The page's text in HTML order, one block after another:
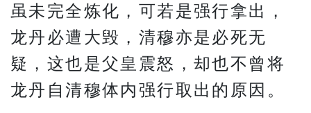
虽未完全炼化，可若是强行拿出，
龙丹必遭大毁，清穆亦是必死无
疑，这也是父皇震怒，却也不曾将
龙丹自清穆体内强行取出的原因。